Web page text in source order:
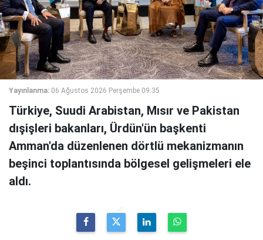
Yayınlanma: 06 Ağustos 2026 Perşembe 09:35
Türkiye, Suudi Arabistan, Mısır ve Pakistan
dışişleri bakanları, Ürdün'ün başkenti
Amman'da düzenlenen dörtlü mekanizmanın
beşinci toplantısında bölgesel gelişmeleri ele
aldı.